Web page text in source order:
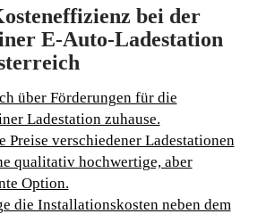
bei der
E-Auto-Ladestation
über Förderungen für die
Ladestation zuhause.
Preise verschiedener Ladestationen
qualitativ hochwertige, aber
Option.
die Installationskosten neben dem